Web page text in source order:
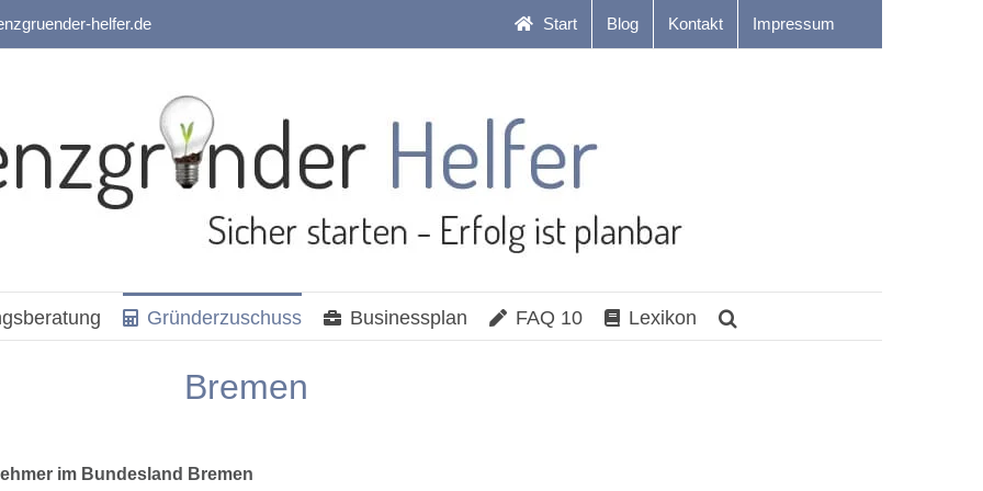
helfer.de Start Blog Kontakt Impressum
Gründerzuschuss Businessplan FAQ 10 Lexikon
Bremen
im Bundesland Bremen